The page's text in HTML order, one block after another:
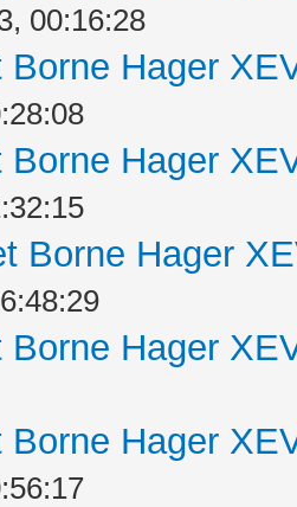
00:16:28
Hager
Hager
Borne Hager
Hager
Hager